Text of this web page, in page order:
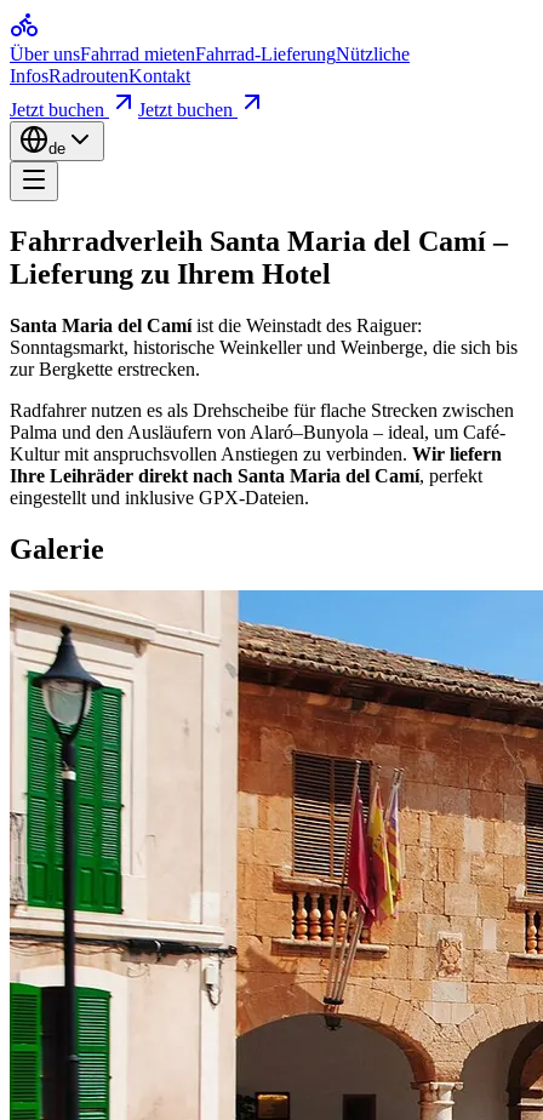
Fahrradverleih Santa Maria
Santa Maria del Camíist die Weinstadt des Raiguer:
Rennradfahrer nutzen den Ort als flachen Ausgangspunkt
So funktioniert unsere Hotel-Lieferung
Rad & Termine wählen:
Stöbern Sie online durch unsere Flotte,
Fahren, dann zurückgeben:Genießen Sie die Tramuntana und
Wie viel kostet die Fahrradlieferung?
Nutzen Sie den Lieferrechner oben — setzen Sie die Markierung auf
Wann kommt mein Rad an?
Ganz wie es Ihnen passt: In der Regel liefern wir am Abend vor
Was ist in der Miete enthalten?
Im Mietpreis enthalten sind zwei klassische Flaschenhalter, eine
Muss ich im Voraus bezahlen?
Keine Vorauszahlung — Sie zahlen die Miete und die erstattbare
Fahrradverleih Paguera
Radrouten Mallorca
Anstiege Mallorca
Nützliche Infos
Buchung & Versicherung
Unternehmen
Über unsFahrrad mietenFahrrad-LieferungNützliche
InfosRadroutenKontakt
Jetzt buchen
Jetzt buchen
de
Fahrradverleih Santa Maria del Camí–
Lieferung zu Ihrem Hotel
Santa Maria del Camíist die Weinstadt des Raiguer:
Sonntagsmarkt, historische Weinkeller und Weinberge, die sich bis
zur Bergkette erstrecken.
Radfahrer nutzen es als Drehscheibe für flache Strecken zwischen
Palma und den Ausläufern von Alaró–Bunyola – ideal, um Café-
Kultur mit anspruchsvollen Anstiegen zu verbinden. Wir liefern
Ihre Leihräder direkt nach Santa Maria del Camí, perfekt
eingestellt und inklusive GPX-Dateien.
Galerie